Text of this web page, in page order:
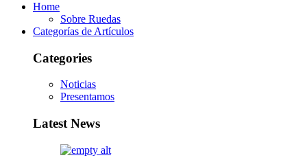
Home
Sobre Ruedas
Categorías de Artículos
Categories
Noticias
Presentamos
Latest News